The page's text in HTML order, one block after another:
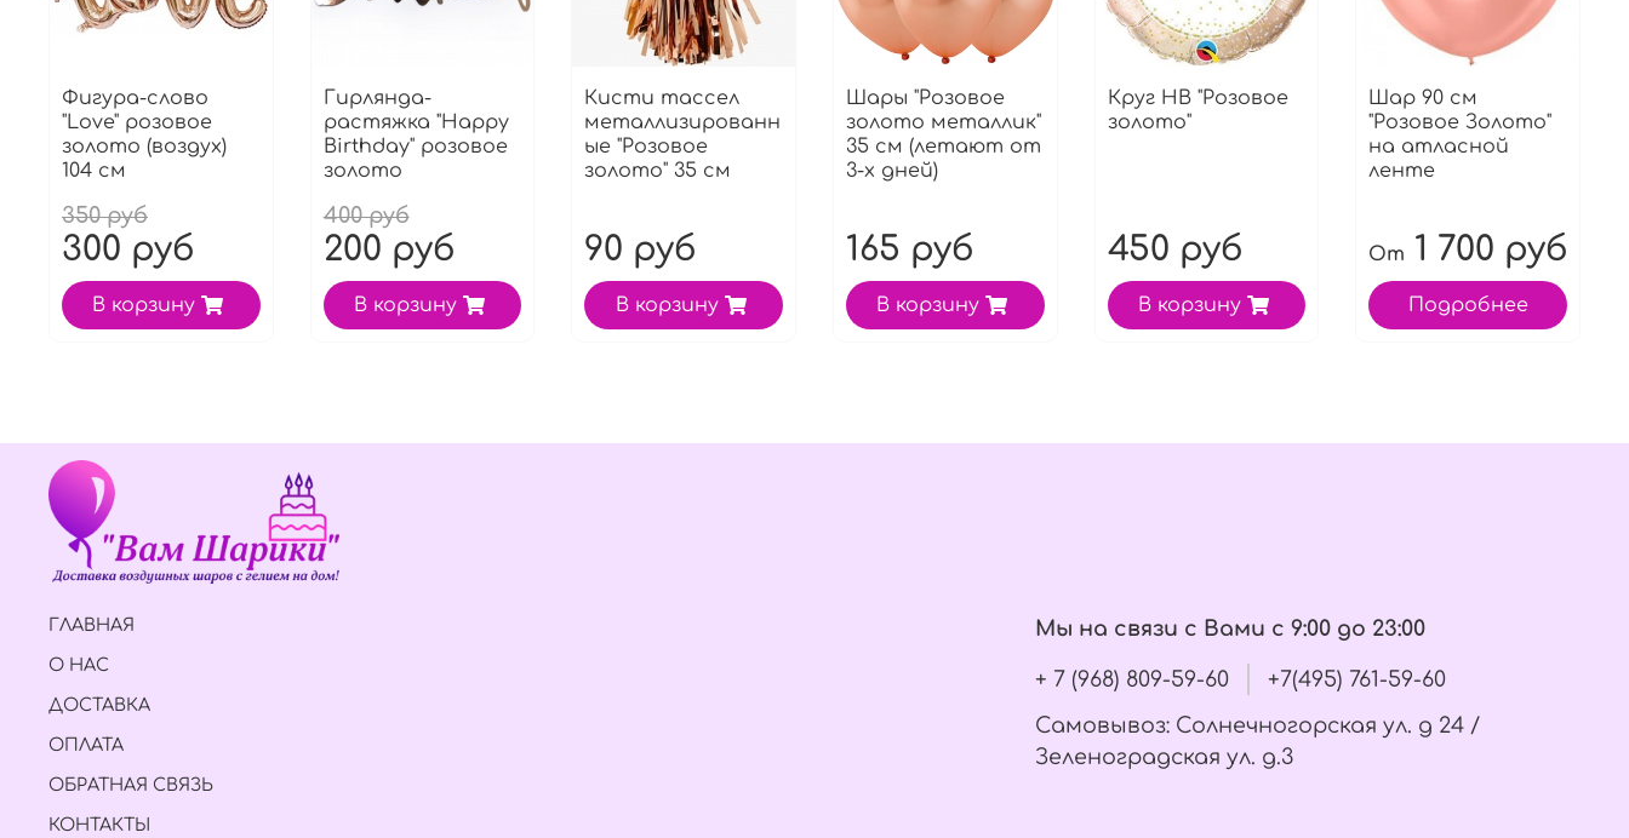
Фигура-слово
"Love" розовое
золото (воздух)
104 см
350 руб
300 руб
В корзину
Гирлянда-
растяжка "Happy
Birthday" розовое
золото
400 руб
200 руб
В корзину
Кисти тассел
металлизированн
ые "Розовое
золото" 35 см
90 руб
В корзину
Шары "Розовое
золото металлик"
35 см (летают от
3-х дней)
165 руб
В корзину
Круг HВ "Розовое
золото"
450 руб
В корзину
Шар 90 см
"Розовое Золото"
на атласной
ленте
От 1 700 руб
Подробнее
ГЛАВНАЯ
О НАС
ДОСТАВКА
ОПЛАТА
ОБРАТНАЯ СВЯЗЬ
КОНТАКТЫ
Мы на связи с Вами с 9:00 до 23:00
+ 7 (968) 809-59-60
+7(495) 761-59-60
Самовывоз: Солнечногорская ул. д 24 /
Зеленоградская ул. д.3